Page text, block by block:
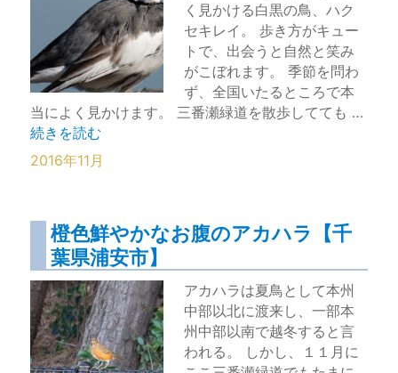
く見かける白黒の鳥、ハク
セキレイ。 歩き方がキュー
トで、出会うと自然と笑み
がこぼれます。 季節を問わ
ず、全国いたるところで本
当によく見かけます。 三番瀬緑道を散歩してても …
“気がつくといつもそばにいるハクセキレイ【浦安三番瀬
続きを読む
2016年11月
橙色鮮やかなお腹のアカハラ【千
葉県浦安市】
アカハラは夏鳥として本州
中部以北に渡来し、一部本
州中部以南で越冬すると言
われる。 しかし、１１月に